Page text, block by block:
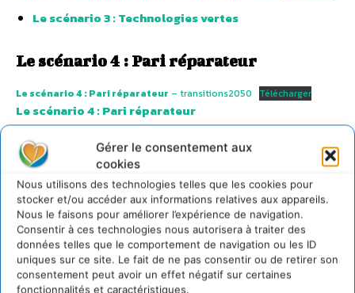
Gérer le consentement aux
cookies
Nous utilisons des technologies telles que les cookies pour
stocker et/ou accéder aux informations relatives aux appareils.
Nous le faisons pour améliorer l’expérience de navigation.
Consentir à ces technologies nous autorisera à traiter des
données telles que le comportement de navigation ou les ID
uniques sur ce site. Le fait de ne pas consentir ou de retirer son
consentement peut avoir un effet négatif sur certaines
fonctionnalités et caractéristiques.
Le scénario 3 : Technologies vertes
Le scénario 4 : Pari réparateur
Le scénario 4 : Pari réparateur – transitions2050 Télécharger
Le scénario 4 : Pari réparateur
La société en 2050 via les 4 scénarios
ADEME
4 scénarios, 5 problématiques et 9 enseignements–
transitions2050
Télécharger
4 scénarios, 5 problématiques et 9 enseignements